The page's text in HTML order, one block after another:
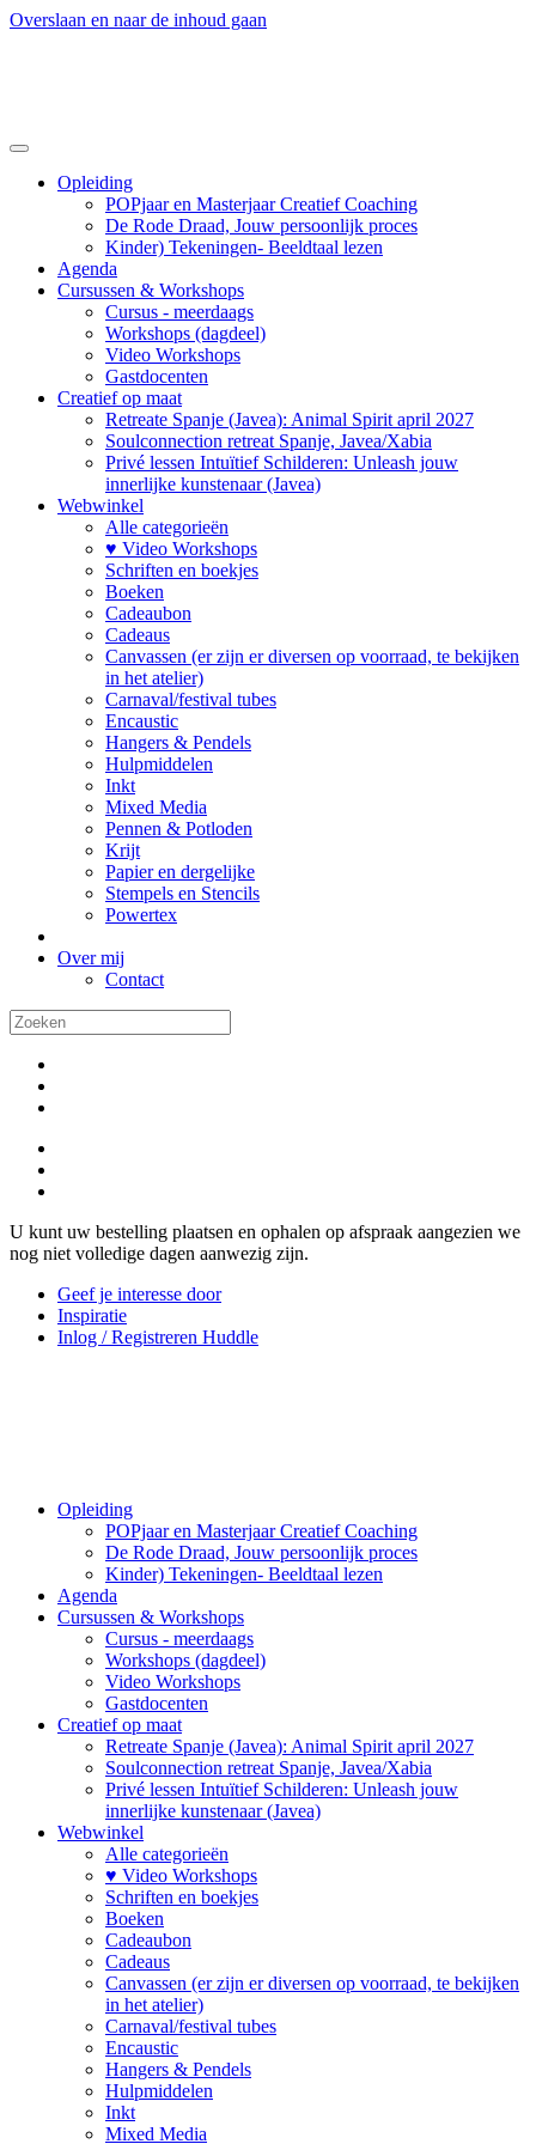
Overslaan en naar de inhoud gaan
Opleiding
POPjaar en Masterjaar Creatief Coaching
De Rode Draad, Jouw persoonlijk proces
Kinder) Tekeningen- Beeldtaal lezen
Agenda
Cursussen & Workshops
Cursus - meerdaags
Workshops (dagdeel)
Video Workshops
Gastdocenten
Creatief op maat
Retreate Spanje (Javea): Animal Spirit april 2027
Soulconnection retreat Spanje, Javea/Xabia
Privé lessen Intuïtief Schilderen: Unleash jouw
innerlijke kunstenaar (Javea)
Webwinkel
Alle categorieën
♥ Video Workshops
Schriften en boekjes
Boeken
Cadeaubon
Cadeaus
Canvassen (er zijn er diversen op voorraad, te bekijken
in het atelier)
Carnaval/festival tubes
Encaustic
Hangers & Pendels
Hulpmiddelen
Inkt
Mixed Media
Pennen & Potloden
Krijt
Papier en dergelijke
Stempels en Stencils
Powertex
Over mij
Contact
U kunt uw bestelling plaatsen en ophalen op afspraak aangezien we
nog niet volledige dagen aanwezig zijn.
Geef je interesse door
Inspiratie
Inlog / Registreren Huddle
Opleiding
POPjaar en Masterjaar Creatief Coaching
De Rode Draad, Jouw persoonlijk proces
Kinder) Tekeningen- Beeldtaal lezen
Agenda
Cursussen & Workshops
Cursus - meerdaags
Workshops (dagdeel)
Video Workshops
Gastdocenten
Creatief op maat
Retreate Spanje (Javea): Animal Spirit april 2027
Soulconnection retreat Spanje, Javea/Xabia
Privé lessen Intuïtief Schilderen: Unleash jouw
innerlijke kunstenaar (Javea)
Webwinkel
Alle categorieën
♥ Video Workshops
Schriften en boekjes
Boeken
Cadeaubon
Cadeaus
Canvassen (er zijn er diversen op voorraad, te bekijken
in het atelier)
Carnaval/festival tubes
Encaustic
Hangers & Pendels
Hulpmiddelen
Inkt
Mixed Media